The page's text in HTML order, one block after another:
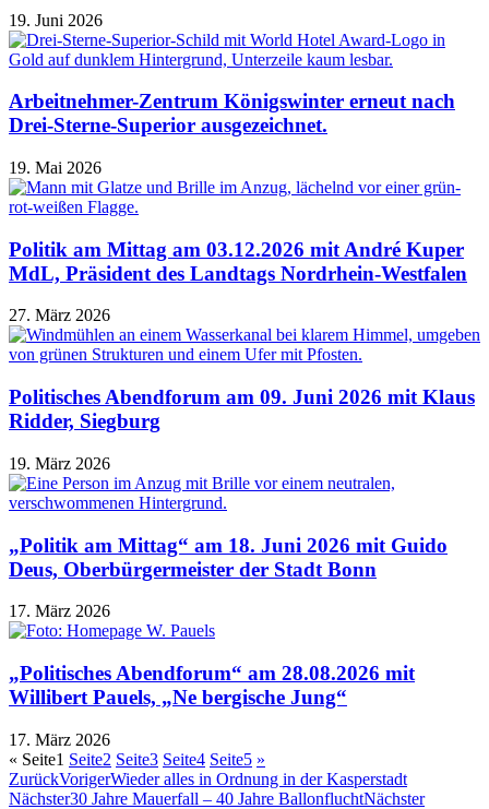
19. Juni 2026
Arbeitnehmer-Zentrum Königswinter erneut nach
Drei-Sterne-Superior ausgezeichnet.
19. Mai 2026
Politik am Mittag am 03.12.2026 mit André Kuper
MdL, Präsident des Landtags Nordrhein-Westfalen
27. März 2026
Politisches Abendforum am 09. Juni 2026 mit Klaus
Ridder, Siegburg
19. März 2026
„Politik am Mittag“ am 18. Juni 2026 mit Guido
Deus, Oberbürgermeister der Stadt Bonn
17. März 2026
„Politisches Abendforum“ am 28.08.2026 mit
Willibert Pauels, „Ne bergische Jung“
17. März 2026
« Seite1 Seite2 Seite3 Seite4 Seite5 »
ZurückVorigerWieder alles in Ordnung in der Kasperstadt
Nächster30 Jahre Mauerfall – 40 Jahre BallonfluchtNächster